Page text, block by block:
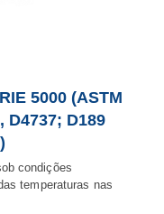
5000 (ASTM
D4737; D189
condições
temperaturas nas